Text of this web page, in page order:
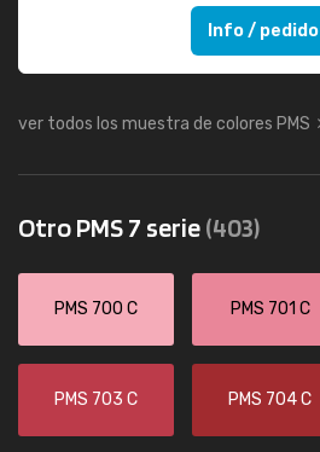
Info / pedido
ver todos los muestra de colores PMS
Otro PMS 7 serie(403)
PMS 700 C PMS 701 C
PMS 703 C PMS 704 C